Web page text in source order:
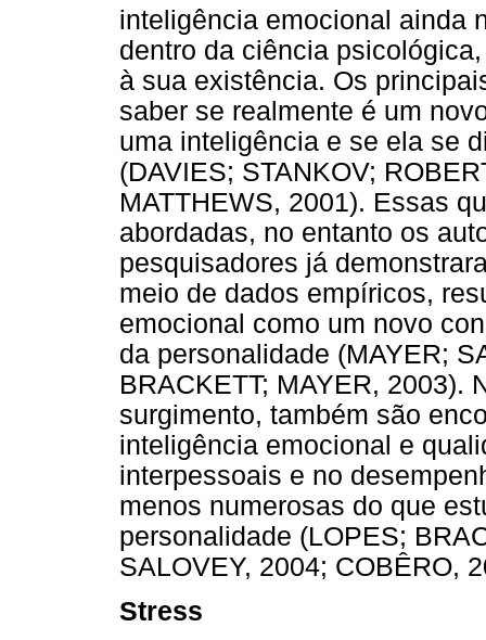
inteligência emocional ainda
dentro da ciência
à sua existência. Os
saber se realmente é um
uma inteligência e se ela se
(DAVIES; STANKOV;
MATTHEWS, 2001). Essas
abordadas, no entanto os
pesquisadores já
meio de dados empíricos,
emocional como um novo
da personalidade (MAYER;
BRACKETT; MAYER, 2003).
surgimento, também são
inteligência emocional e
interpessoais e no
menos numerosas do que
personalidade (LOPES;
SALOVEY, 2004; COBÊRO,
Stress